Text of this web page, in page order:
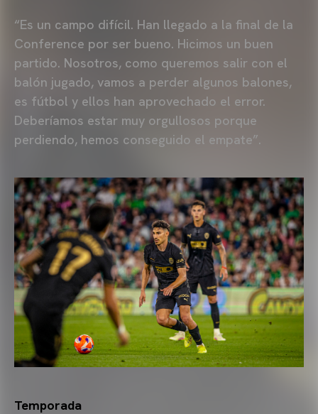
“Es un campo difícil. Han llegado a la final de la
Conference por ser bueno. Hicimos un buen
partido. Nosotros, como queremos salir con el
balón jugado, vamos a perder algunos balones,
es fútbol y ellos han aprovechado el error.
Deberíamos estar muy orgullosos porque
perdiendo, hemos conseguido el empate”.
Temporada